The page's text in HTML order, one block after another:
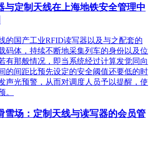
与定制天线在上海地铁安全管理中
的国产工业RFID读写器以及与之配套的
码体，持续不断地采集列车的身份以及位
有那般情况，即当系统经过计算发觉同向
的间距比预先设定的安全阈值还要低的时
声光预警，从而对调度人员予以提醒，使
。
雪场：定制天线与读写器的会员管